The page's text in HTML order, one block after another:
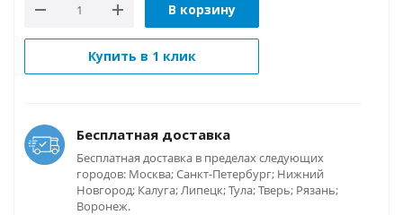
В корзину
Купить в 1 клик
Бесплатная доставка
Бесплатная доставка в пределах следующих
городов: Москва; Санкт-Петербург; Нижний
Новгород; Калуга; Липецк; Тула; Тверь; Рязань;
Воронеж.